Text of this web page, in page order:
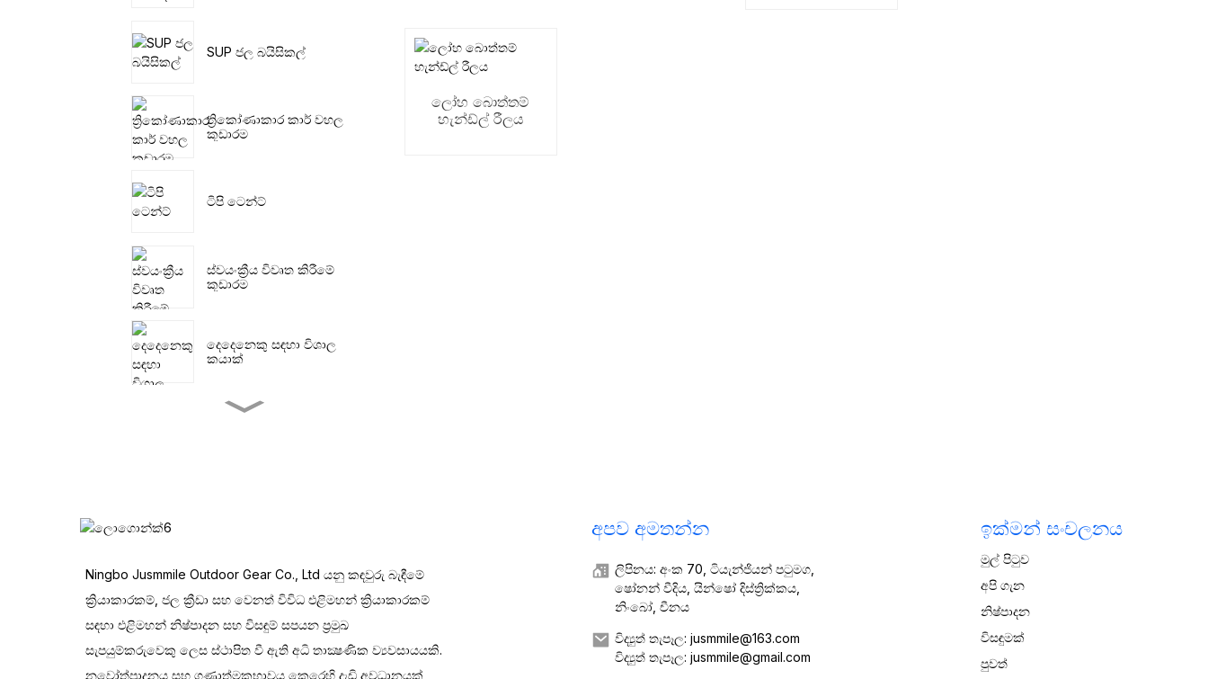
SUP ජල බයිසිකල්
ත්‍රිකෝණාකාර කාර් වහල
කූඩාරම
ටිපි ටෙන්ට්
ස්වයංක්‍රීය විවෘත කිරීමේ
කූඩාරම
දෙදෙනෙකු සඳහා විශාල
කයාක්
උමං හතරේ පවුලේ කූඩාරම
එළිමහන් උපයෝගිතා
කරත්තය
ලෝහ බොත්තම්
හැන්ඩ්ල් රීලය
Ningbo Jusmmile Outdoor Gear Co., Ltd යනු කඳවුරු බැඳීමේ
ක්‍රියාකාරකම්, ජල ක්‍රීඩා සහ වෙනත් විවිධ එළිමහන් ක්‍රියාකාරකම්
සඳහා එළිමහන් නිෂ්පාදන සහ විසඳුම් සපයන ප්‍රමුඛ
සැපයුම්කරුවෙකු ලෙස ස්ථාපිත වී ඇති අධි තාක්‍ෂණික ව්‍යවසායයකි.
නවෝත්පාදනය සහ ගුණාත්මකභාවය කෙරෙහි දැඩි අවධානයක්
අපව අමතන්න
ලිපිනය: අංක 70, ටියැන්ජියන් පටුමග,
ෂෝනන් වීදිය, යින්ෂෝ දිස්ත්‍රික්කය,
නිංබෝ, චීනය
විද්‍යුත් තැපෑල: jusmmile@163.com
විද්‍යුත් තැපෑල: jusmmile@gmail.com
ඉක්මන් සංචලනය
මුල් පිටුව
අපි ගැන
නිෂ්පාදන
විසඳුමක්
පුවත්